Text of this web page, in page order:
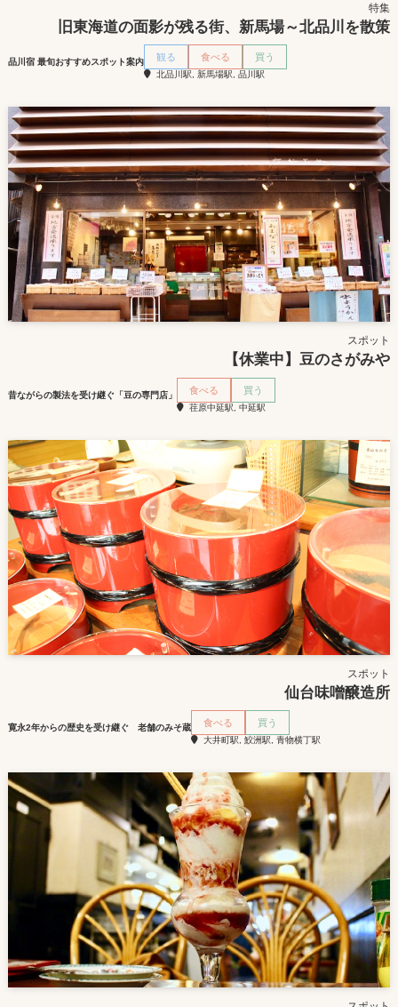
特集
旧東海道の面影が残る街、新馬場～北品川を散策
品川宿 最旬おすすめスポット案内 観る 食べる 買う
北品川駅, 新馬場駅, 品川駅
スポット
【休業中】豆のさがみや
昔ながらの製法を受け継ぐ「豆の専門店」 食べる 買う
荏原中延駅, 中延駅
スポット
仙台味噌醸造所
寛永2年からの歴史を受け継ぐ 老舗のみそ蔵 食べる 買う
大井町駅, 鮫洲駅, 青物横丁駅